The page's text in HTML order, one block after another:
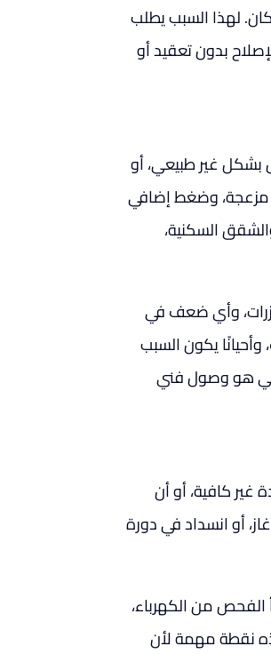
الإمكان. لهذا السبب يطلب
بدون تعقيد أو
بشكل غير طبيعي، أو
مزعجة، وضغط إضافي
خصوصًا للعائلات، والشقق السكنية،
وأي ضعف في
يكون السبب
هو وصول فني
غير كافية، أو أن
أو انسداد في دورة
الفحص من الكهرباء،
نقطة مهمة لأن